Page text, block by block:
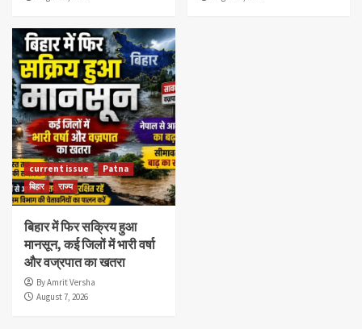
current issue
Patna
बिहार
राज्य
बिहार में फिर सक्रिय हुआ
मानसून, कई जिलों में भारी वर्षा
और वज्रपात का खतरा
By Amrit Versha
August 7, 2026